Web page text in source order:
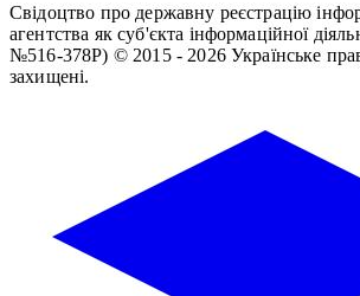
Свідоцтво про державну реєстрацію
агентства як суб'єкта інформаційної
№516-378Р) © 2015 - 2026 Українське
захищені.